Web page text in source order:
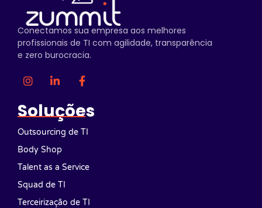
Conectamos sua empresa aos melhores
profissionais de TI com agilidade, transparência
e zero burocracia.
Soluções
Outsourcing de TI
Body Shop
Talent as a Service
Squad de TI
Terceirização de TI